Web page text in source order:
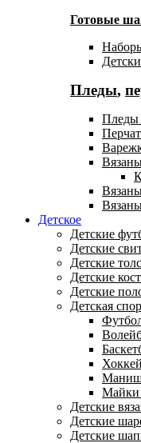
Готовые
Пледы,
Пледы
Детское
Детские
Детские
Детские
Детские
Детские
Детская
Майки
Детские
Детские
Детские